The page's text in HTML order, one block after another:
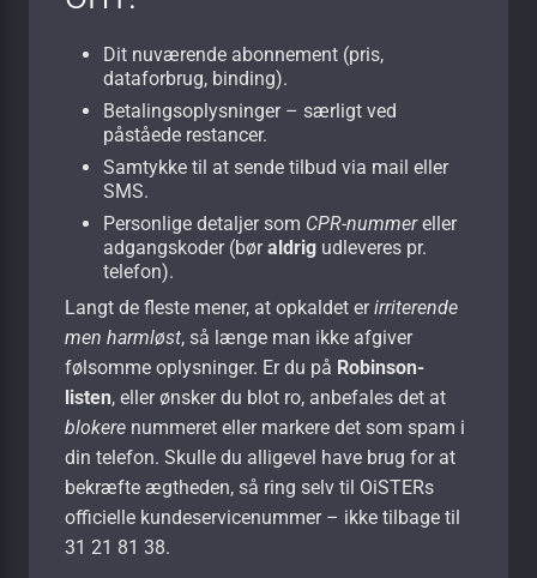
Dit nuværende abonnement (pris,
dataforbrug, binding).
Betalings­oplysninger – særligt ved
påståede restancer.
Samtykke til at sende tilbud via mail eller
SMS.
Personlige detaljer som CPR-nummereller
adgangskoder (børaldrig udleveres pr.
telefon).
Langt de fleste mener, at opkaldet erirriterende
men harmløst, så længe man ikke afgiver
følsomme oplysninger. Er du på Robinson-
listen, eller ønsker du blot ro, anbefales det at
blokere nummeret eller markere det som spam i
din telefon. Skulle du alligevel have brug for at
bekræfte ægtheden, så ring selv til OiSTERs
officielle kundeservice­nummer – ikke tilbage til
31 21 81 38.